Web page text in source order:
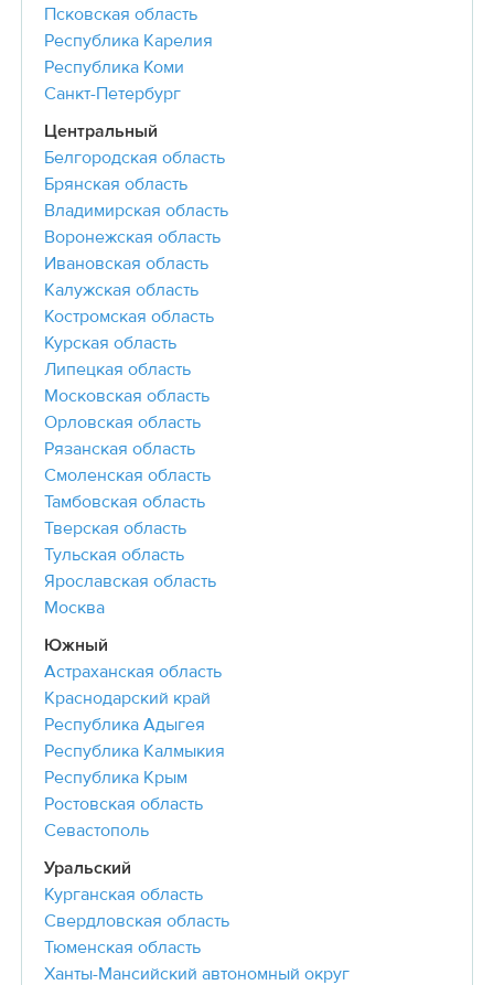
Псковская область
Республика Карелия
Республика Коми
Санкт-Петербург
Центральный
Белгородская область
Брянская область
Владимирская область
Воронежская область
Ивановская область
Калужская область
Костромская область
Курская область
Липецкая область
Московская область
Орловская область
Рязанская область
Смоленская область
Тамбовская область
Тверская область
Тульская область
Ярославская область
Москва
Южный
Астраханская область
Краснодарский край
Республика Адыгея
Республика Калмыкия
Республика Крым
Ростовская область
Севастополь
Уральский
Курганская область
Свердловская область
Тюменская область
Ханты-Мансийский автономный округ